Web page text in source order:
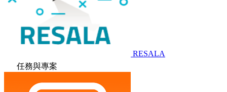
RESALA
任務與專案